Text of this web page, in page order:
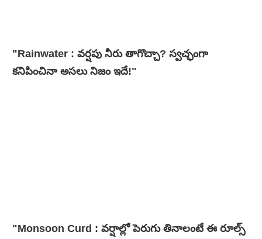
"Rainwater : వర్షపు నీరు తాగొచ్చా? స్వచ్ఛంగా
కనిపించినా అసలు నిజం ఇదే!"
"Monsoon Curd : వర్షాల్లో పెరుగు తినాలంటే ఈ రూల్స్